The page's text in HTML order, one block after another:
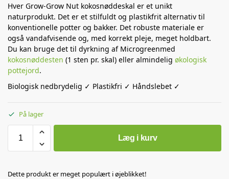
Hver Grow-Grow Nut kokosnøddeskal er et unikt
naturprodukt. Det er et stilfuldt og plastikfrit alternativ til
konventionelle potter og bakker. Det robuste materiale er
også vandafvisende og, med korrekt pleje, meget holdbart.
Du kan bruge det til dyrkning af Microgreenmed
kokosnøddesten (1 sten pr. skal) eller almindelig økologisk
pottejord.
Biologisk nedbrydelig ✓ Plastikfri ✓ Håndslebet ✓
På lager
Læg i kurv
Dette produkt er meget populært i øjeblikket!